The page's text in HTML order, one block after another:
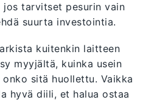
tarvitset pesurin vain
suurta investointia.
kuitenkin laitteen
myyjältä, kuinka usein
sitä huollettu. Vaikka
hyvä diili, et halua ostaa